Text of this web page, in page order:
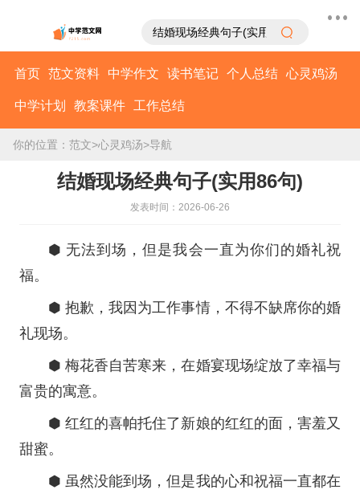
首页 范文资料 中学作文 读书笔记 个人总结 心灵鸡汤
中学计划 教案课件 工作总结
你的位置： 范文>心灵鸡汤>导航
结婚现场经典句子(实用86句)
发表时间：2026-06-26
⬢ 无法到场，但是我会一直为你们的婚礼祝
福。
⬢ 抱歉，我因为工作事情，不得不缺席你的婚
礼现场。
⬢ 梅花香自苦寒来，在婚宴现场绽放了幸福与
富贵的寓意。
⬢ 红红的喜帕托住了新娘的红红的面，害羞又
甜蜜。
⬢ 虽然没能到场，但是我的心和祝福一直都在